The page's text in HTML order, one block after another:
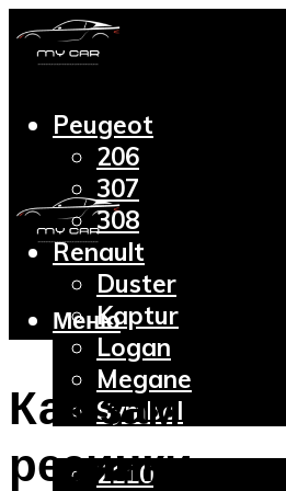
Peugeot
206
307
308
Renault
Duster
Kaptur
Logan
Megane
Symbol
2110
Меню
Как заменить
резинки